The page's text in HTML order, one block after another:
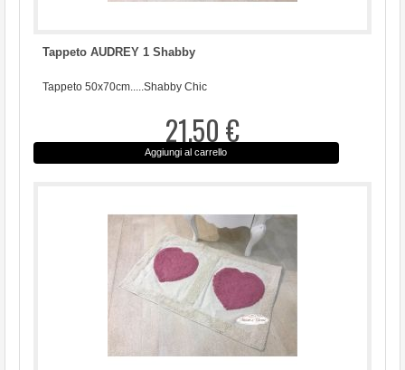
Tappeto AUDREY 1 Shabby
Tappeto 50x70cm.....Shabby Chic
21,50 €
Aggiungi al carrello